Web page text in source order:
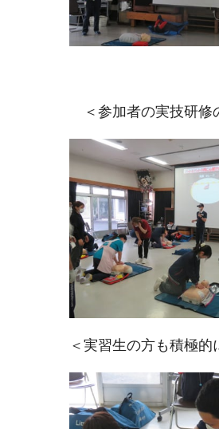
＜参加者の実技研修
＜実習生の方も積